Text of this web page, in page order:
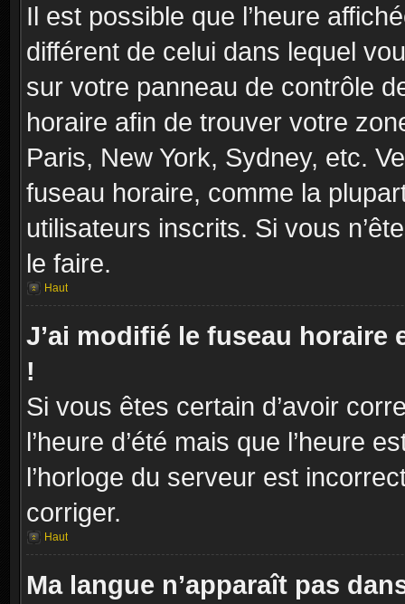
Il est possible que l’heure
différent de celui dans lequel
sur votre panneau de contrôle
horaire afin de trouver votre
Paris, New York, Sydney, etc.
fuseau horaire, comme la
utilisateurs inscrits. Si vous
le faire.
Haut
J’ai modifié le fuseau horaire
!
Si vous êtes certain d’avoir
l’heure d’été mais que l’heure
l’horloge du serveur est
corriger.
Haut
Ma langue n’apparaît pas